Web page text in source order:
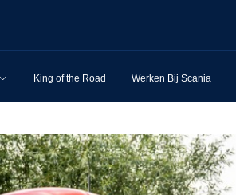
King of the Road Werken Bij Scania